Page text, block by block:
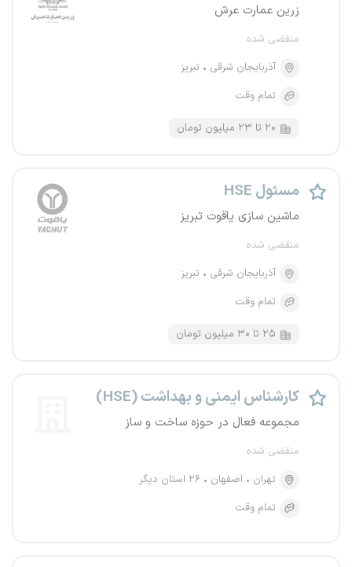
زرین عمارت عرش
منقضی شده
آذربایجان شرقی
تبریز
تمام وقت
۲۰ تا ۲۳ میلیون تومان
مسئول HSE
ماشین سازی یاقوت تبریز
منقضی شده
آذربایجان شرقی
تبریز
تمام وقت
۲۵ تا ۳۰ میلیون تومان
کارشناس ایمنی و بهداشت (HSE)
مجموعه فعال در حوزه ساخت و ساز
منقضی شده
تهران
اصفهان
۲۶ استان دیگر
تمام وقت